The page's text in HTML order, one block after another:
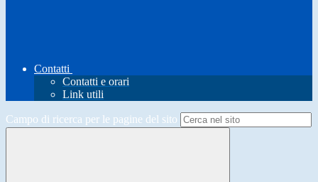
Contatti
Contatti e orari
Link utili
Campo di ricerca per le pagine del sito